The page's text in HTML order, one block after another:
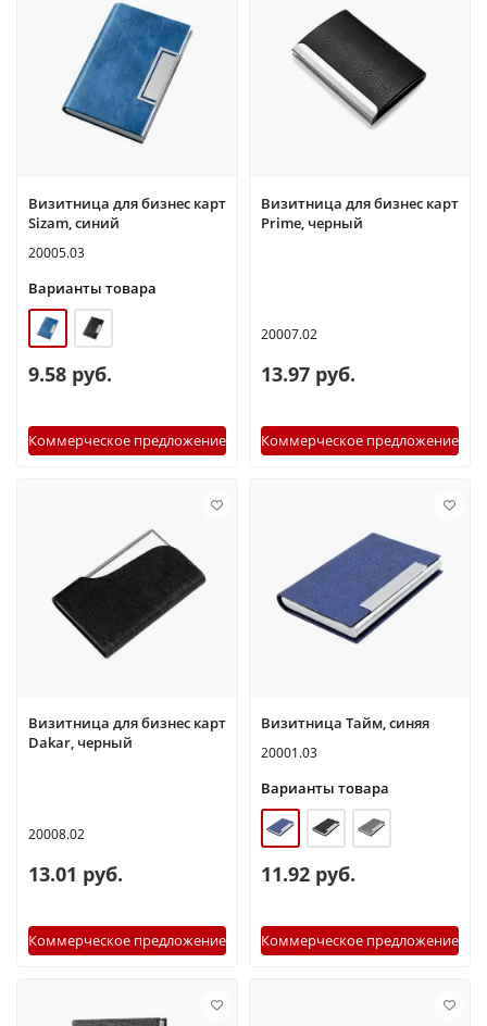
Визитница для бизнес карт
Sizam, синий
20005.03
Варианты товара
9.58 руб.
Коммерческое предложение
Визитница для бизнес карт
Prime, черный
20007.02
13.97 руб.
Коммерческое предложение
Визитница для бизнес карт
Dakar, черный
20008.02
13.01 руб.
Коммерческое предложение
Визитница Тайм, синяя
20001.03
Варианты товара
11.92 руб.
Коммерческое предложение